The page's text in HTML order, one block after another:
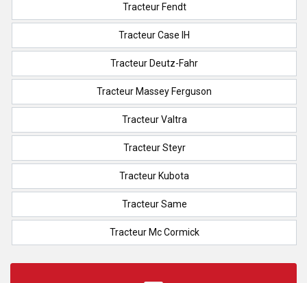
Tracteur Fendt
Tracteur Case IH
Tracteur Deutz-Fahr
Tracteur Massey Ferguson
Tracteur Valtra
Tracteur Steyr
Tracteur Kubota
Tracteur Same
Tracteur Mc Cormick